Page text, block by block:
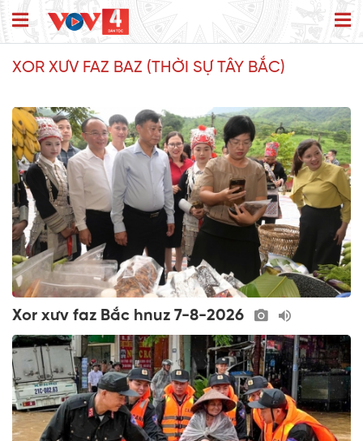
XOR XƯV FAZ BAZ (THỜI SỰ TÂY BẮC)
Xor xưv faz Bắc hnuz 7-8-2026